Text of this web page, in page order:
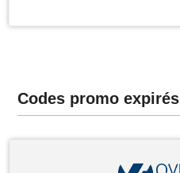
Codes promo expirés